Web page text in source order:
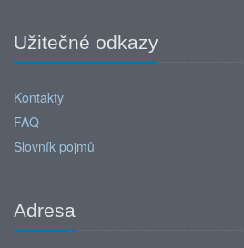
Užitečné odkazy
Kontakty
FAQ
Slovník pojmů
Adresa